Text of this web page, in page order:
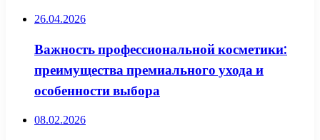
26.04.2026
Важность профессиональной косметики:
преимущества премиального ухода и
особенности выбора
08.02.2026